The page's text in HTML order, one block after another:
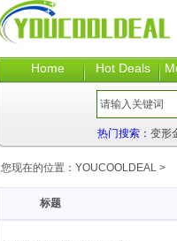
Home Hot Deals
热门搜索： 变形
您现在的位置： YOUCOOLDEAL >
标题